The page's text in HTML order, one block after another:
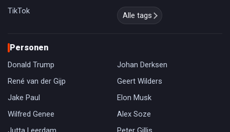
TikTok
Alle tags
Personen
Donald Trump
Johan Derksen
René van der Gijp
Geert Wilders
Jake Paul
Elon Musk
Wilfred Genee
Alex Soze